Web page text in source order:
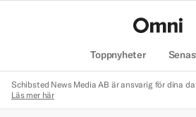
Toppnyheter
Schibsted News Media AB är ansvarig för dina
Läs mer här